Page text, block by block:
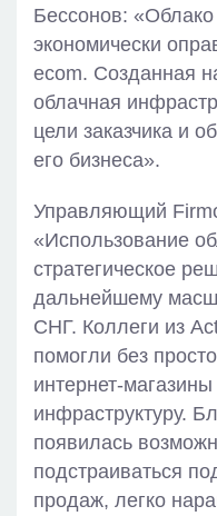
Бессонов:
экономически
ecom. Созданная
облачная
цели заказчика и
его бизнеса».
Управляющий
«Использование
стратегическое
дальнейшему
СНГ. Коллеги из
помогли без
интернет-
инфраструктуру.
появилась
подстраиваться
продаж, легко